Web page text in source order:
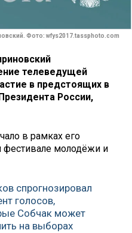
Фото: wfys2017.tassphoto.com
телеведущей
в предстоящих в
России,
в рамках его
фестивале молодёжи и
спрогнозировал
голосов,
Собчак может
на выборах